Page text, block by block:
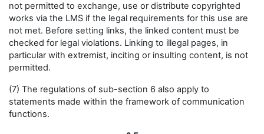
not permitted to exchange, use or distribute copyrighted
works via the LMS if the legal requirements for this use are
not met. Before setting links, the linked content must be
checked for legal violations. Linking to illegal pages, in
particular with extremist, inciting or insulting content, is not
permitted.
(7) The regulations of sub-section 6 also apply to
statements made within the framework of communication
functions.